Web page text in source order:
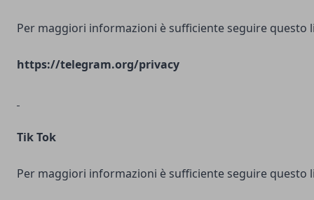
Per maggiori informazioni è sufficiente seguire questo
https://telegram.org/privacy
Tik Tok
Per maggiori informazioni è sufficiente seguire questo